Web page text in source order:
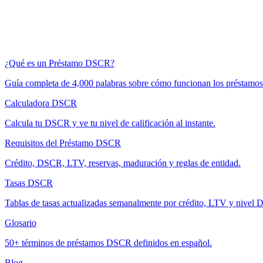
¿Qué es un Préstamo DSCR?
Guía completa de 4,000 palabras sobre cómo funcionan los
Calculadora DSCR
Calcula tu DSCR y ve tu nivel de calificación al instante.
Requisitos del Préstamo DSCR
Crédito, DSCR, LTV, reservas, maduración y reglas de entidad.
Tasas DSCR
Tablas de tasas actualizadas semanalmente por crédito, LTV y nivel
Glosario
50+ términos de préstamos DSCR definidos en español.